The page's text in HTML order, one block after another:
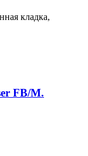
кладка,
FB/M.